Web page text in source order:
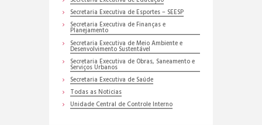
Secretaria Executiva de Esportes – SEESP
Secretaria Executiva de Finanças e
Planejamento
Secretaria Executiva de Meio Ambiente e
Desenvolvimento Sustentável
Secretaria Executiva de Obras, Saneamento e
Serviços Urbanos
Secretaria Executiva de Saúde
Todas as Noticias
Unidade Central de Controle Interno